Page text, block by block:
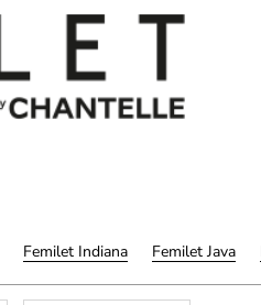
Femilet Indiana Femilet Java